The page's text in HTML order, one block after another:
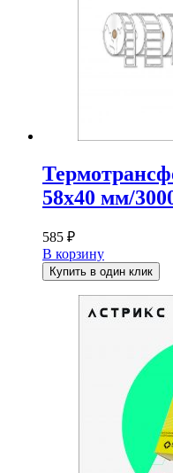
58х40 мм/
585 ₽
В корзину
Купить в один клик